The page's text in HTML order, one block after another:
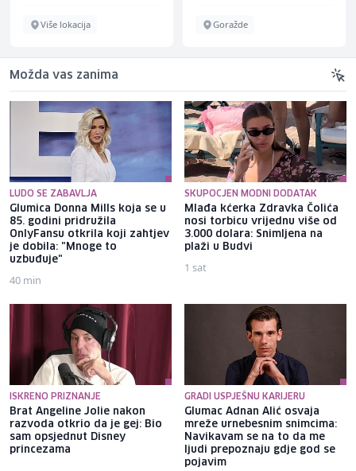
Više lokacija Goražde
Možda vas zanima
LUDO SE ZABAVLJA
Glumica Donna Mills koja se u
85. godini pridružila
OnlyFansu otkrila koji zahtjev
je dobila: "Mnoge to
uzbuđuje"
40 min
SKUPOCJEN MODNI DODATAK
Mlađa kćerka Zdravka Čolića
nosi torbicu vrijednu više od
3.000 dolara: Snimljena na
plaži u Budvi
1 sat
ISKRENO PRIZNANJE
Brat Angeline Jolie nakon
razvoda otkrio da je gej: Bio
sam opsjednut Disney
princezama
GRADI USPJEŠNU KARIJERU
Glumac Adnan Alić osvaja
mreže urnebesnim snimcima:
Navikavam se na to da me
ljudi prepoznaju gdje god se
pojavim